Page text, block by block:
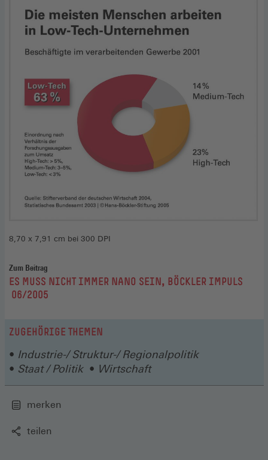
8,70 x 7,91 cm bei 300 DPI
Zum Beitrag
:ES MUSS NICHT IMMER NANO SEIN, BÖCKLER IMPULS
06/2005
ZUGEHÖRIGE THEMEN
Industrie-/ Struktur-/ Regionalpolitik
Staat / Politik
Wirtschaft
merken
teilen